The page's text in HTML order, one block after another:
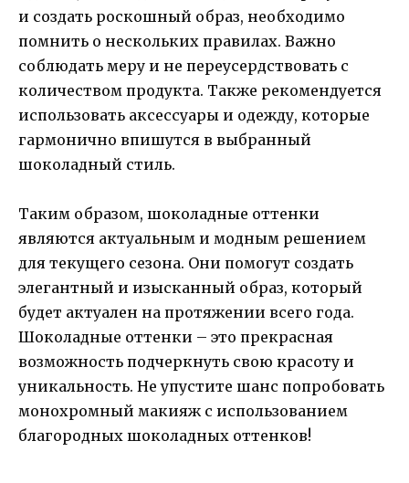
и создать роскошный образ, необходимо
помнить о нескольких правилах. Важно
соблюдать меру и не переусердствовать с
количеством продукта. Также рекомендуется
использовать аксессуары и одежду, которые
гармонично впишутся в выбранный
шоколадный стиль.
Таким образом, шоколадные оттенки
являются актуальным и модным решением
для текущего сезона. Они помогут создать
элегантный и изысканный образ, который
будет актуален на протяжении всего года.
Шоколадные оттенки – это прекрасная
возможность подчеркнуть свою красоту и
уникальность. Не упустите шанс попробовать
монохромный макияж с использованием
благородных шоколадных оттенков!